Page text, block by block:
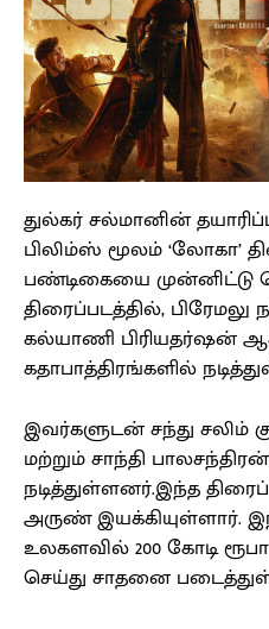
துல்கர் சல்மானின்
பிலிம்ஸ் மூலம் ‘லோகா’
பண்டிகையை முன்னிட்டு
திரைப்படத்தில்,
கல்யாணி பிரியதர்ஷன்
கதாபாத்திரங்களில்
இவர்களுடன் சந்து சலிம்
மற்றும் சாந்தி
நடித்துள்ளனர்.இந்த
அருண் இயக்கியுள்ளார்.
உலகளவில் 200 கோடி
செய்து சாதனை